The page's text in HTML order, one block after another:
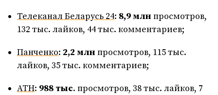
Телеканал Беларусь 24: 8,9 млн просмотров,
132 тыс. лайков, 44 тыс. комментариев;
Панченко: 2,2 млн просмотров, 115 тыс.
лайков, 35 тыс. комментариев;
АТН: 988 тыс. просмотров, 38 тыс. лайков, 7